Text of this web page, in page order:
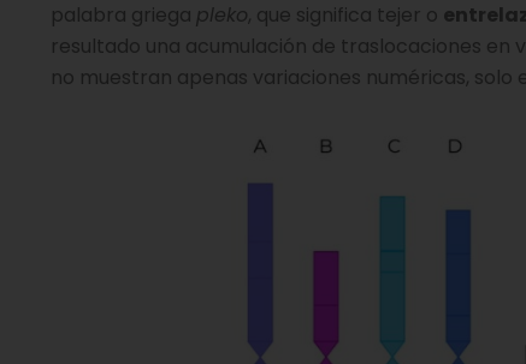
palabra griega pleko, que significa tejer o
resultado una acumulación de traslocaciones
no muestran apenas variaciones numéricas, solo